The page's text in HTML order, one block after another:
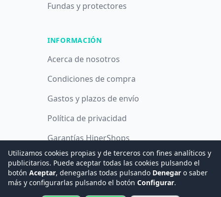
Fundas y protectores
INFORMACIÓN
Acerca de nosotros
Condiciones de compra
Gastos y plazos de envío
Política de privacidad
Garantías HiperShops
Política de cookies
Utilizamos cookies propias y de terceros con fines analíticos y
publicitarios. Puede aceptar todas las cookies pulsando el
botón Aceptar, denegarlas todas pulsando Denegar o saber
más y configurarlas pulsando el botón Configurar.